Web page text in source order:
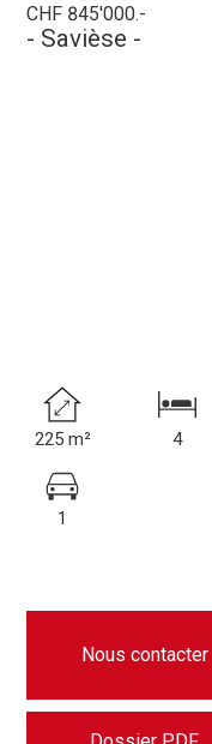
CHF 845'000.-
- Savièse -
225 m² 4
1
Nous contacter